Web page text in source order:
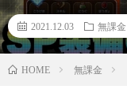
2021.12.03 無課金
HOME 無課金